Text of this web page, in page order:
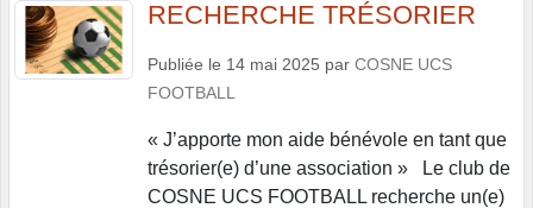
RECHERCHE TRÉSORIER
Publiée le 14 mai 2025 par COSNE UCS
FOOTBALL
« J’apporte mon aide bénévole en tant que
trésorier(e) d’une association » Le club de
COSNE UCS FOOTBALL recherche un(e)